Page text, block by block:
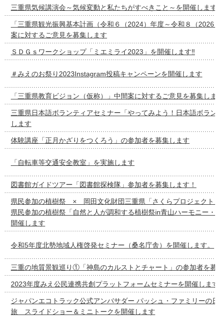
三重県気候講演会～気候変動と私たちがすべきこと～を開催します
「三重県観光振興基本計画（令和６（2024）年度～令和８（2026
案に対するご意見を募集します
ＳＤＧｓワークショップ「ミエミライ2023」を開催します‼
＃みえのお祭り2023Instagram投稿キャンペーンを開催します
「三重県教育ビジョン（仮称）」中間案に対するご意見を募集しま
三重県日本語ボランティアセミナー「やってみよう！日本語ボラン
します
体験講座「正月かざりをつくろう」の参加者を募集します
「自転車等交通安全教室」を実施します
図書館ガイドツアー「図書館探検隊」参加者を募集します！
県民参加の植樹祭 × 岡田文化財団三重県「さくらプロジェクト
県民参加の植樹祭「自然と人が調和する植樹祭in青山ハーモニー・
開催します
令和5年度北勢地域人権啓発セミナー（桑名庁舎）を開催します。
三重の地質景観巡り①「神島のカルストとチャート」の参加者を募
2023年度みえ公民連携共創プラットフォームセミナーを開催します
ジャパンエコトラック公式アンバサダー パッシュ・ファミリーの
旅 スライドショー＆ミニトークを開催します